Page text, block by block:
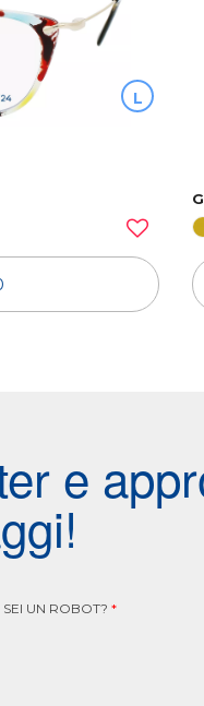
L
e
SEI UN ROBOT? *